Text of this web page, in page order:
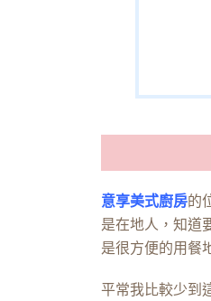
意享美式廚房的
是在地人，知道
是很方便的用餐
平常我比較少到